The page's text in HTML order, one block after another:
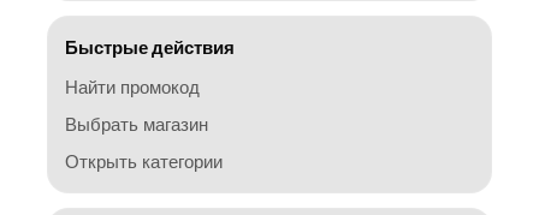
Быстрые действия
Найти промокод
Выбрать магазин
Открыть категории